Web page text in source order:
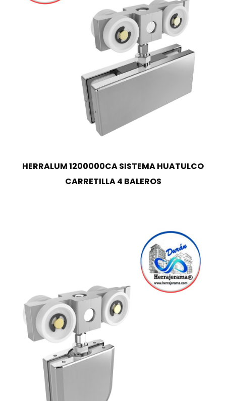
HERRALUM 1200000CA SISTEMA HUATULCO
CARRETILLA 4 BALEROS